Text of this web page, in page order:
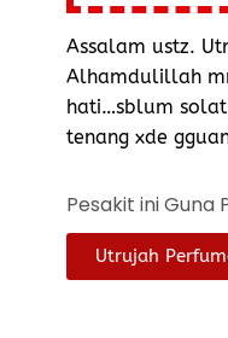
Assalam ustz.
Alhamdulillah
hati…sblum
tenang xde
Pesakit ini Guna
Utrujah